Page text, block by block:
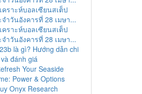
คราะห์บอลเซียนสเต็ป
ำวันอังคารที่ 28 เมษา...
คราะห์บอลเซียนสเต็ป
ำวันอังคารที่ 28 เมษา...
là gì? Hướng dẫn chi
đánh giá
Your Seaside
Power & Options
Onyx Research